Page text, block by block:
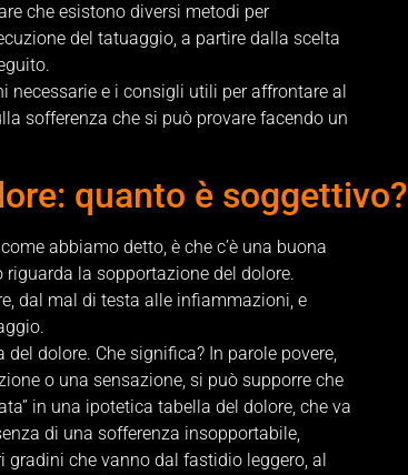
che esistono diversi metodi per
del tatuaggio, a partire dalla scelta
necessarie e i consigli utili per affrontare al
sofferenza che si può provare facendo un
quanto è soggettivo?
abbiamo detto, è che c’è una buona
la sopportazione del dolore.
dal mal di testa alle infiammazioni, e
dolore. Che significa? In parole povere,
o una sensazione, si può supporre che
in una ipotetica tabella del dolore, che va
di una sofferenza insopportabile,
che vanno dal fastidio leggero, al